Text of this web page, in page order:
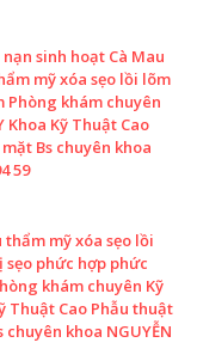
sinh hoạt Cà Mau
mỹ xóa sẹo lồi lõm
Phòng khám chuyên
Khoa Kỹ Thuật Cao
Bs chuyên khoa
59
thẩm mỹ xóa sẹo lồi
sẹo phức hợp phức
khám chuyên Kỹ
Thuật Cao Phẫu thuật
chuyên khoa NGUYỄN